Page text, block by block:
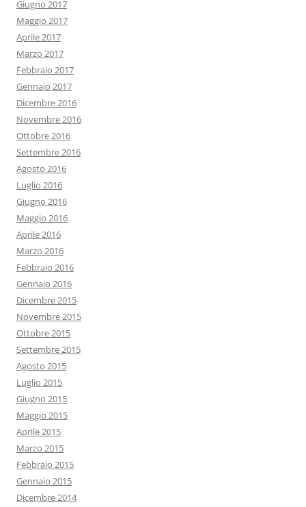
Giugno 2017
Maggio 2017
Aprile 2017
Marzo 2017
Febbraio 2017
Gennaio 2017
Dicembre 2016
Novembre 2016
Ottobre 2016
Settembre 2016
Agosto 2016
Luglio 2016
Giugno 2016
Maggio 2016
Aprile 2016
Marzo 2016
Febbraio 2016
Gennaio 2016
Dicembre 2015
Novembre 2015
Ottobre 2015
Settembre 2015
Agosto 2015
Luglio 2015
Giugno 2015
Maggio 2015
Aprile 2015
Marzo 2015
Febbraio 2015
Gennaio 2015
Dicembre 2014